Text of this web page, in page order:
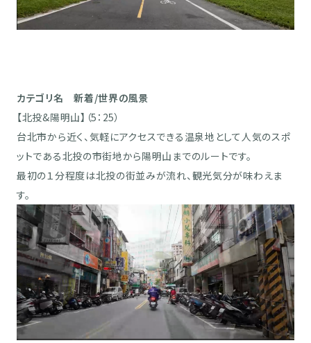
カテゴリ名 新着/世界の風景
【北投&陽明山】（5：25）
台北市から近く、気軽にアクセスできる温泉地として人気のスポ
ットである北投の市街地から陽明山までのルートです。
最初の１分程度は北投の街並みが流れ、観光気分が味わえま
す。